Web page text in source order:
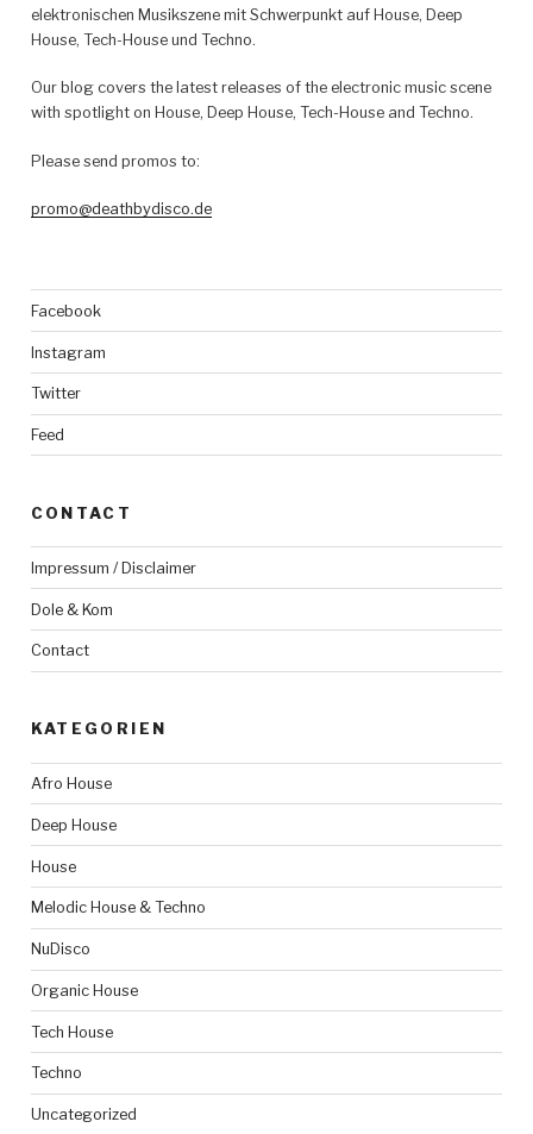
elektronischen Musikszene mit Schwerpunkt auf House, Deep
House, Tech-House und Techno.
Our blog covers the latest releases of the electronic music scene
with spotlight on House, Deep House, Tech-House and Techno.
Please send promos to:
promo@deathbydisco.de
Facebook
Instagram
Twitter
Feed
CONTACT
Impressum / Disclaimer
Dole & Kom
Contact
KATEGORIEN
Afro House
Deep House
House
Melodic House & Techno
NuDisco
Organic House
Tech House
Techno
Uncategorized